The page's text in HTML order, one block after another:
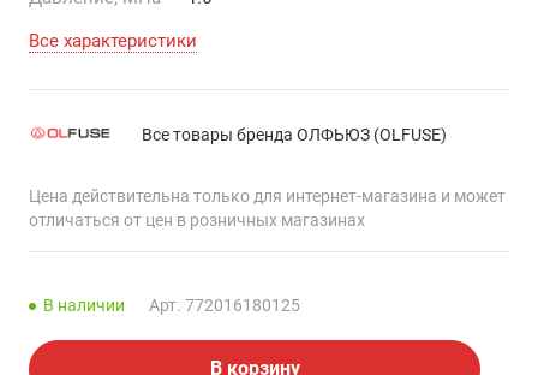
Все характеристики
Все товары бренда ОЛФЬЮЗ (OLFUSE)
Цена действительна только для интернет-магазина и может
отличаться от цен в розничных магазинах
В наличии Арт. 772016180125
В корзину